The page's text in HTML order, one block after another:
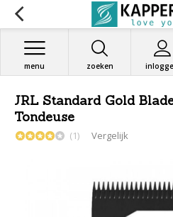
zoeken
menu
JRL Standard Gold
Tondeuse
(1) Vergelijk